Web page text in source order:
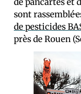
sont
de pesticides
près de Rouen